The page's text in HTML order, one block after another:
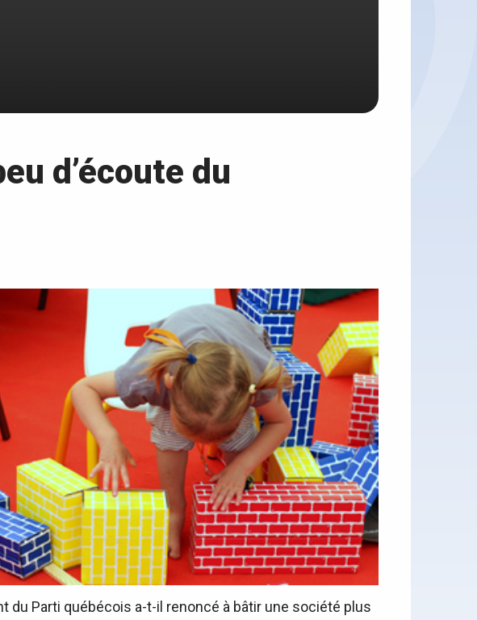
d’écoute du
du Parti québécois a-t-il renoncé à bâtir une société plus